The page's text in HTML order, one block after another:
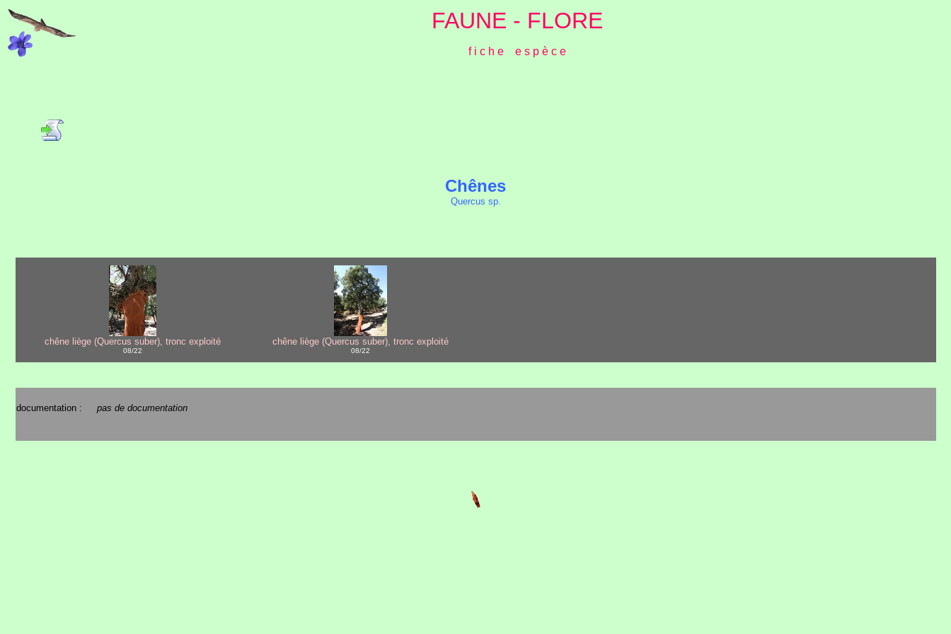
FAUNE - FLORE
f i c h e e s p è c e
Chênes
Quercus sp.
chêne liège (Quercus suber), tronc exploité
08/22
chêne liège (Quercus suber), tronc exploité
08/22
documentation : pas de documentation